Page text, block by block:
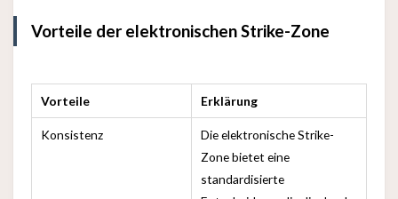
Vorteile der elektronischen Strike-Zone
Vorteile Erklärung
Konsistenz
Die elektronische Strike-
Zone bietet eine
standardisierte